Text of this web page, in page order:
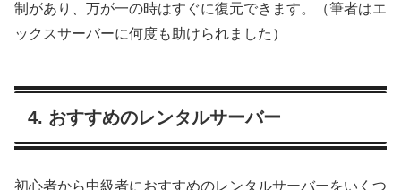
制があり、万が一の時はすぐに復元できます。（筆者はエ
ックスサーバーに何度も助けられました）
4. おすすめのレンタルサーバー
初心者から中級者におすすめのレンタルサーバーをいくつ